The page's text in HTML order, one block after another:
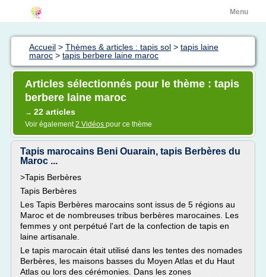
Menu
Accueil > Thèmes & articles : tapis sol > tapis laine
maroc > tapis berbere laine maroc
Articles sélectionnés pour le thème : tapis
berbere laine maroc
→ 22 articles
Voir également2 Vidéos pour ce thème
Tapis marocains Beni Ouarain, tapis Berbères du
Maroc ...
>Tapis Berbères
Tapis Berbères
Les Tapis Berbères marocains sont issus de 5 régions au
Maroc et de nombreuses tribus berbères marocaines. Les
femmes y ont perpétué l'art de la confection de tapis en
laine artisanale.
Le tapis marocain était utilisé dans les tentes des nomades
Berbères, les maisons basses du Moyen Atlas et du Haut
Atlas ou lors des cérémonies. Dans les zones